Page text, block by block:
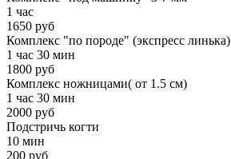
1 час
1650 руб
Комплекс "по породе" (экспресс линька)
1 час 30 мин
1800 руб
Комплекс ножницами( от 1.5 см)
1 час 30 мин
2000 руб
Подстричь когти
10 мин
200 руб